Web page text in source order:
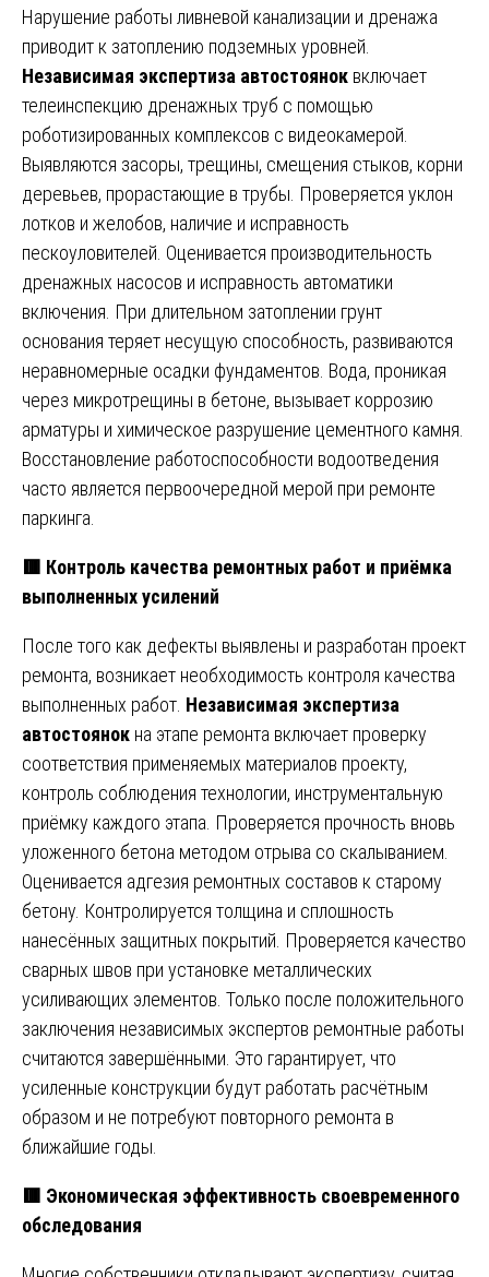
Нарушение работы ливневой канализации и дренажа
приводит к затоплению подземных уровней.
Независимая экспертиза автостоянок включает
телеинспекцию дренажных труб с помощью
роботизированных комплексов с видеокамерой.
Выявляются засоры, трещины, смещения стыков, корни
деревьев, прорастающие в трубы. Проверяется уклон
лотков и желобов, наличие и исправность
пескоуловителей. Оценивается производительность
дренажных насосов и исправность автоматики
включения. При длительном затоплении грунт
основания теряет несущую способность, развиваются
неравномерные осадки фундаментов. Вода, проникая
через микротрещины в бетоне, вызывает коррозию
арматуры и химическое разрушение цементного камня.
Восстановление работоспособности водоотведения
часто является первоочередной мерой при ремонте
паркинга.
🟥 Контроль качества ремонтных работ и приёмка
выполненных усилений
После того как дефекты выявлены и разработан проект
ремонта, возникает необходимость контроля качества
выполненных работ. Независимая экспертиза
автостоянок на этапе ремонта включает проверку
соответствия применяемых материалов проекту,
контроль соблюдения технологии, инструментальную
приёмку каждого этапа. Проверяется прочность вновь
уложенного бетона методом отрыва со скалыванием.
Оценивается адгезия ремонтных составов к старому
бетону. Контролируется толщина и сплошность
нанесённых защитных покрытий. Проверяется качество
сварных швов при установке металлических
усиливающих элементов. Только после положительного
заключения независимых экспертов ремонтные работы
считаются завершёнными. Это гарантирует, что
усиленные конструкции будут работать расчётным
образом и не потребуют повторного ремонта в
ближайшие годы.
🟥 Экономическая эффективность своевременного
обследования